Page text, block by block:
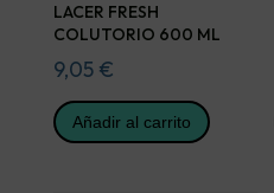
LACER FRESH
COLUTORIO 600 ML
9,05 €
Añadir al carrito